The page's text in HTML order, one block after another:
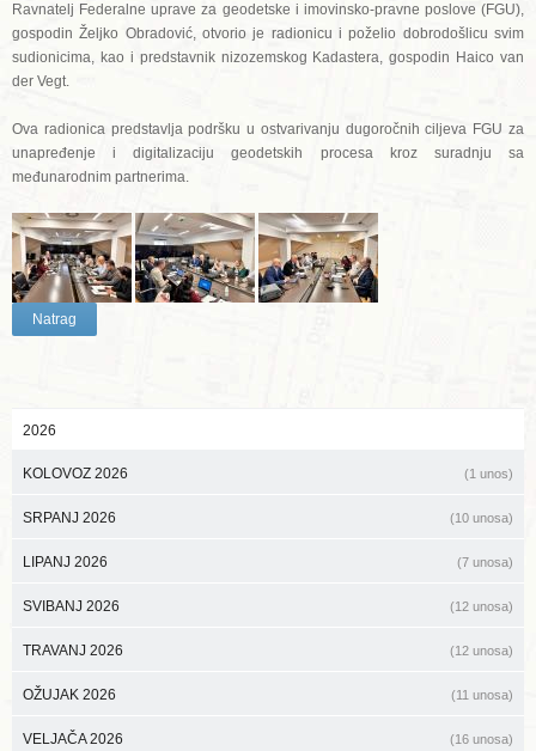
Ravnatelj Federalne uprave za geodetske i imovinsko-pravne poslove (FGU),
gospodin Željko Obradović, otvorio je radionicu i poželio dobrodošlicu svim
sudionicima, kao i predstavnik nizozemskog Kadastera, gospodin Haico van
der Vegt.
Ova radionica predstavlja podršku u ostvarivanju dugoročnih ciljeva FGU za
unapređenje i digitalizaciju geodetskih procesa kroz suradnju sa
međunarodnim partnerima.
Natrag
2026
KOLOVOZ 2026 (1 unos)
SRPANJ 2026 (10 unosa)
LIPANJ 2026 (7 unosa)
SVIBANJ 2026 (12 unosa)
TRAVANJ 2026 (12 unosa)
OŽUJAK 2026 (11 unosa)
VELJAČA 2026 (16 unosa)